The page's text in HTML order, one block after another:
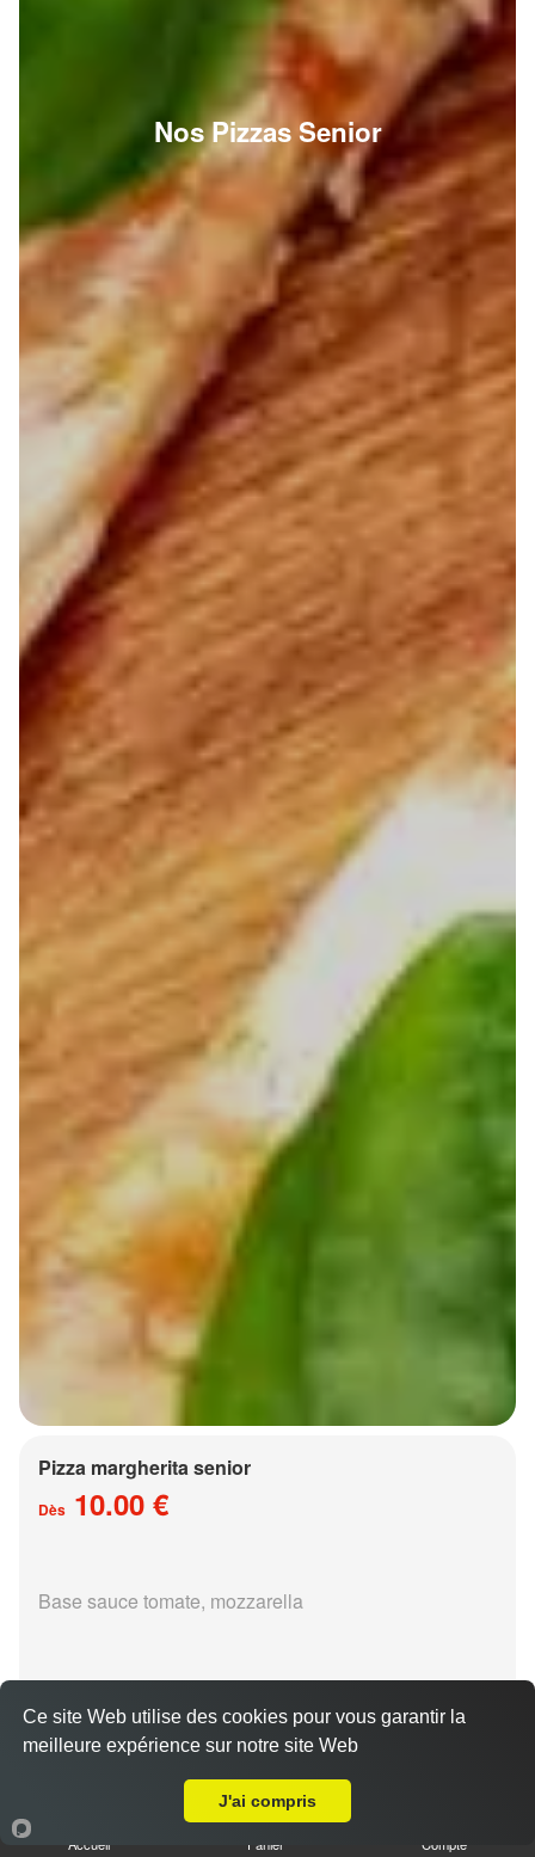
Nos Pizzas Senior
Pizza margherita senior
Dès 10.00 €
Base sauce tomate, mozzarella
Accueil Panier Compte
Ce site Web utilise des cookies pour vous garantir la
meilleure expérience sur notre site Web
J'ai compris